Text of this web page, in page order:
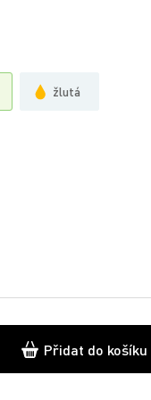
žlutá
Přidat do košíku